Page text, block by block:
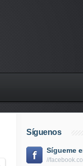
Síguenos
Sígueme
//